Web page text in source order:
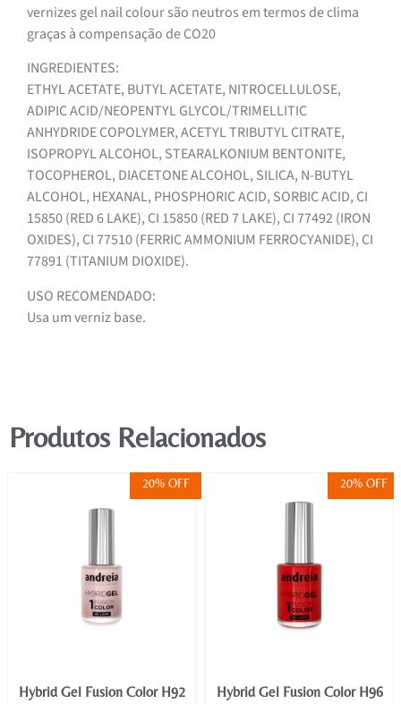
vernizes gel nail colour são neutros em termos de clima
graças à compensação de CO20
INGREDIENTES:
ETHYL ACETATE, BUTYL ACETATE, NITROCELLULOSE,
ADIPIC ACID/NEOPENTYL GLYCOL/TRIMELLITIC
ANHYDRIDE COPOLYMER, ACETYL TRIBUTYL CITRATE,
ISOPROPYL ALCOHOL, STEARALKONIUM BENTONITE,
TOCOPHEROL, DIACETONE ALCOHOL, SILICA, N-BUTYL
ALCOHOL, HEXANAL, PHOSPHORIC ACID, SORBIC ACID, CI
15850 (RED 6 LAKE), CI 15850 (RED 7 LAKE), CI 77492 (IRON
OXIDES), CI 77510 (FERRIC AMMONIUM FERROCYANIDE), CI
77891 (TITANIUM DIOXIDE).
USO RECOMENDADO:
Usa um verniz base.
Produtos Relacionados
20% OFF
Hybrid Gel Fusion Color H92
20% OFF
Hybrid Gel Fusion Color H96